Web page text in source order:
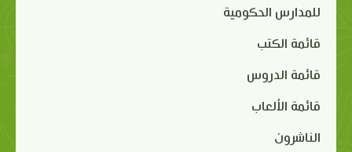
للمدارس الحكومية
قائمة الكتب
قائمة الدروس
قائمة الألعاب
الناشرون